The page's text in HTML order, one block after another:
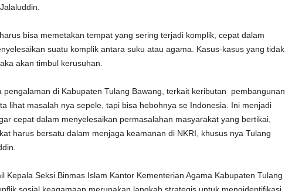
bisa memetakan tempat yang sering terjadi komplik, cepat dalam
suatu komplik antara suku atau agama. Kasus-kasus yang tidak
akan timbul kerusuhan.
pengalaman di Kabupaten Tulang Bawang, terkait keributan pembangunan
lihat masalah nya sepele, tapi bisa hebohnya se Indonesia. Ini menjadi
cepat dalam menyelesaikan permasalahan masyarakat yang bertikai,
harus bersatu dalam menjaga keamanan di NKRI, khusus nya Tulang
Kepala Seksi Binmas Islam Kantor Kementerian Agama Kabupaten Tulang